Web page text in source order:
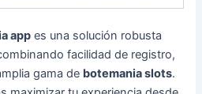
app es una solución robusta
facilidad de registro,
gama de botemania slots.